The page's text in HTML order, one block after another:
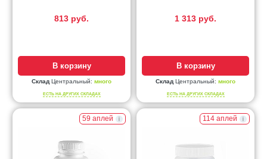
813 руб.
В корзину
СкладЦентральный: много
ЕСТЬ НА ДРУГИХ СКЛАДАХ
1 313 руб.
В корзину
СкладЦентральный: много
ЕСТЬ НА ДРУГИХ СКЛАДАХ
59 аплей 114 аплей